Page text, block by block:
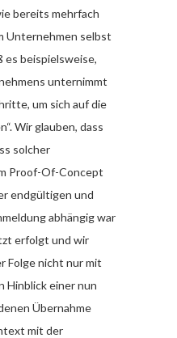
bereits mehrfach
Unternehmen selbst
beispielsweise,
unternimmt
um sich auf die
Wir glauben, dass
solcher
Proof-Of-Concept
endgültigen und
abhängig war
erfolgt und wir
Folge nicht nur mit
Hinblick einer nun
Übernahme
mit der